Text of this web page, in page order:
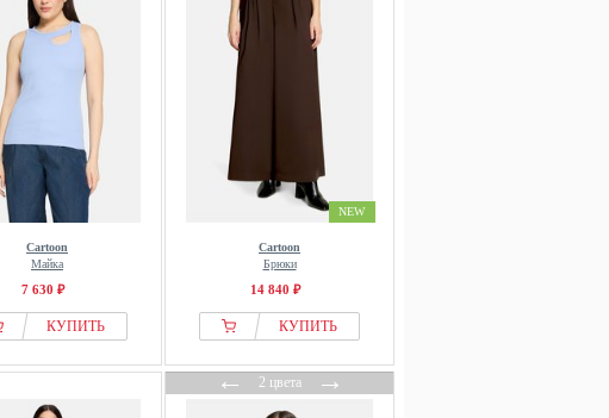
Cartoon
Майка
7 630 ₽
КУПИТЬ
NEW
Cartoon
Брюки
14 840 ₽
КУПИТЬ
←2 цвета→